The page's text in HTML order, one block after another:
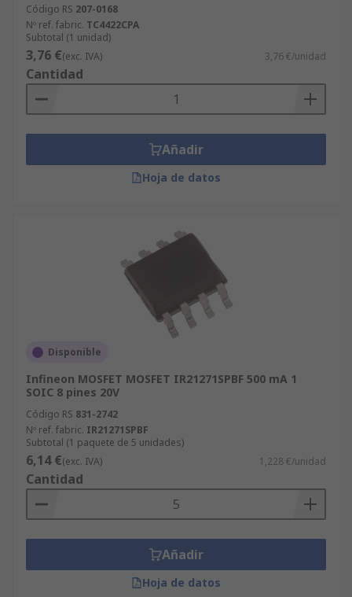
Código RS 207-0168
Nº ref. fabric. TC4422CPA
Subtotal (1 unidad)
3,76 €(exc. IVA) 3,76 €/unidad
Cantidad
Añadir
Hoja de datos
Disponible
Infineon MOSFET MOSFET IR21271SPBF 500 mA 1
SOIC 8 pines 20V
Código RS 831-2742
Nº ref. fabric. IR21271SPBF
Subtotal (1 paquete de 5 unidades)
6,14 €(exc. IVA) 1,228 €/unidad
Cantidad
Añadir
Hoja de datos